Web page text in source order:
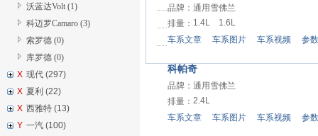
沃蓝达Volt (1)
科迈罗Camaro (3)
索罗德 (0)
库罗德 (0)
X 现代 (297)
X 夏利 (22)
X 西雅特 (13)
Y 一汽 (100)
品牌： 通用雪佛兰
排量： 1.4L
1.6L
车系文章
车系图片 车系视频 参
科帕奇
品牌： 通用雪佛兰
排量： 2.4L
车系文章
车系图片 车系视频 参